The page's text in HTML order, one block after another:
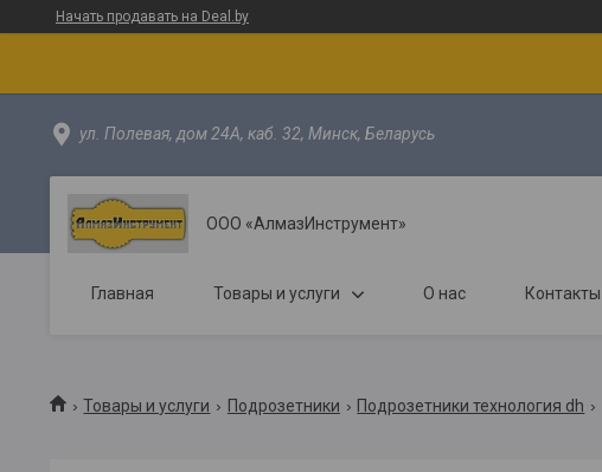
Начать продавать на Deal.by
ул. Полевая, дом 24А, каб. 32, Минск, Беларусь
ООО «АлмазИнструмент»
Главная Товары и услуги О нас Контакты
Товары и услуги Подрозетники Подрозетники технология dh